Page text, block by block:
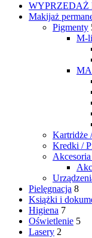
WYPRZEDAŻ
Makijaż
Pigmenty
M-
Kartridże
Kredki /
Pielęgnacja 8
Książki i
Higiena 7
Oświetlenie 5
Lasery 2